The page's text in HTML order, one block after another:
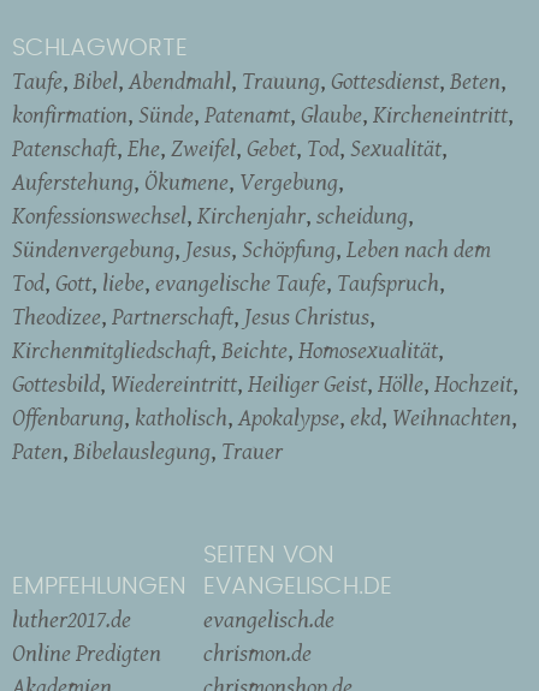
SCHLAGWORTE
Taufe Bibel Abendmahl Trauung Gottesdienst Beten
konfirmation Sünde Patenamt Glaube Kircheneintritt
Patenschaft Ehe Zweifel Gebet Tod Sexualität
Auferstehung Ökumene Vergebung
Konfessionswechsel Kirchenjahr scheidung
Sündenvergebung Jesus Schöpfung Leben nach dem
Tod Gott liebe evangelische Taufe Taufspruch
Theodizee Partnerschaft Jesus Christus
Kirchenmitgliedschaft Beichte Homosexualität
Gottesbild Wiedereintritt Heiliger Geist Hölle Hochzeit
Offenbarung katholisch Apokalypse ekd Weihnachten
Paten Bibelauslegung Trauer
EMPFEHLUNGEN
luther2017.de
Online Predigten
SEITEN VON
EVANGELISCH.DE
evangelisch.de
chrismon.de